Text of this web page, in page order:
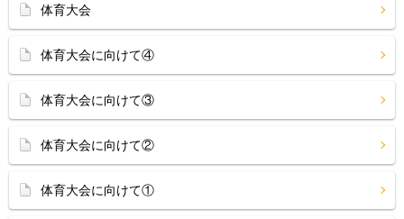
体育大会
体育大会に向けて④
体育大会に向けて③
体育大会に向けて②
体育大会に向けて①